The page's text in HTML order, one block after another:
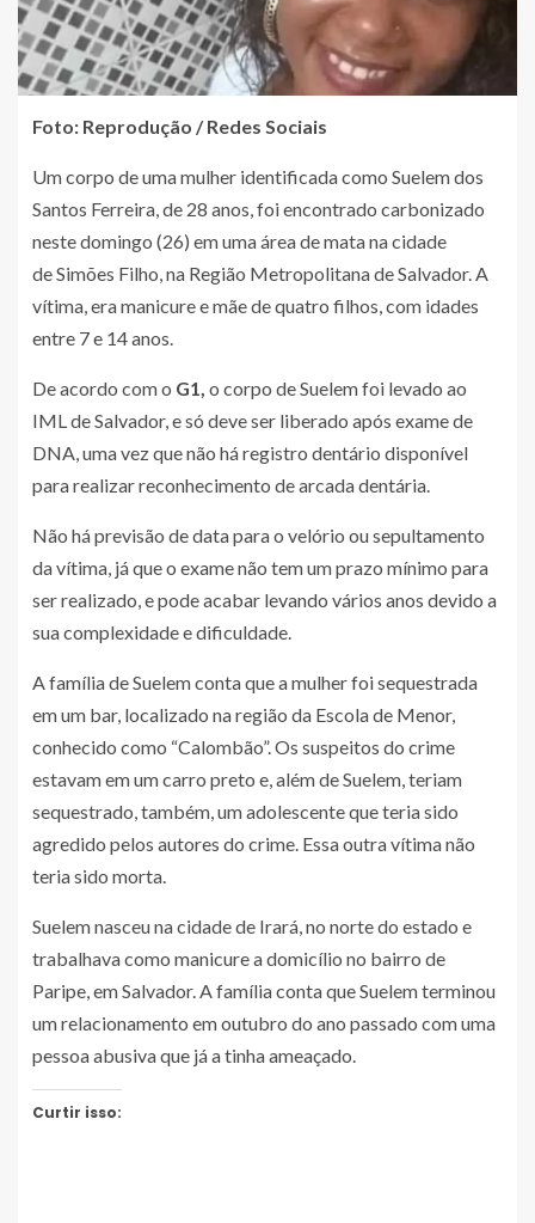
Foto: Reprodução / Redes Sociais
Um corpo de uma mulher identificada como Suelem dos
Santos Ferreira, de 28 anos, foi encontrado carbonizado
neste domingo (26) em uma área de mata na cidade
de Simões Filho, na Região Metropolitana de Salvador. A
vítima, era manicure e mãe de quatro filhos, com idades
entre 7 e 14 anos.
De acordo com o G1, o corpo de Suelem foi levado ao
IML de Salvador, e só deve ser liberado após exame de
DNA, uma vez que não há registro dentário disponível
para realizar reconhecimento de arcada dentária.
Não há previsão de data para o velório ou sepultamento
da vítima, já que o exame não tem um prazo mínimo para
ser realizado, e pode acabar levando vários anos devido a
sua complexidade e dificuldade.
A família de Suelem conta que a mulher foi sequestrada
em um bar, localizado na região da Escola de Menor,
conhecido como “Calombão”. Os suspeitos do crime
estavam em um carro preto e, além de Suelem, teriam
sequestrado, também, um adolescente que teria sido
agredido pelos autores do crime. Essa outra vítima não
teria sido morta.
Suelem nasceu na cidade de Irará, no norte do estado e
trabalhava como manicure a domicílio no bairro de
Paripe, em Salvador. A família conta que Suelem terminou
um relacionamento em outubro do ano passado com uma
pessoa abusiva que já a tinha ameaçado.
Curtir isso: